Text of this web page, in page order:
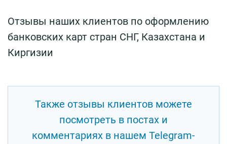
Отзывы наших клиентов по оформлению
банковских карт стран СНГ, Казахстана и
Киргизии
Также отзывы клиентов можете
посмотреть в постах и
комментариях в нашем Telegram-